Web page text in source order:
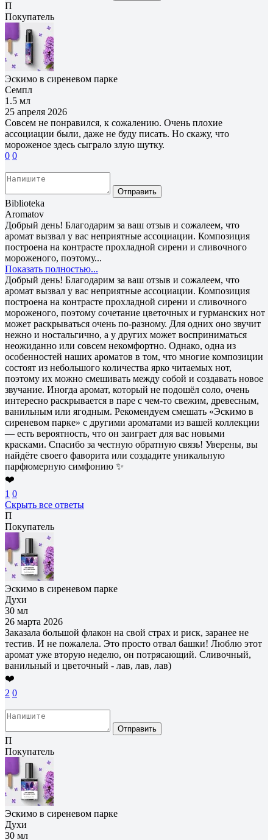
П
Покупатель
Эскимо в сиреневом парке
Семпл
1.5 мл
25 апреля 2026
Совсем не понравился, к сожалению. Очень плохие
ассоциации были, даже не буду писать. Но скажу, что
мороженое здесь сыграло злую шутку.
0 0
Отправить
Biblioteka
Aromatov
Добрый день! Благодарим за ваш отзыв и сожалеем, что
аромат вызвал у вас неприятные ассоциации. Композиция
построена на контрасте прохладной сирени и сливочного
мороженого, поэтому...
Показать полностью...
Добрый день! Благодарим за ваш отзыв и сожалеем, что
аромат вызвал у вас неприятные ассоциации. Композиция
построена на контрасте прохладной сирени и сливочного
мороженого, поэтому сочетание цветочных и гурманских нот
может раскрываться очень по-разному. Для одних оно звучит
нежно и ностальгично, а у других может восприниматься
неожиданно или совсем некомфортно. Однако, одна из
особенностей наших ароматов в том, что многие композиции
состоят из небольшого количества ярко читаемых нот,
поэтому их можно смешивать между собой и создавать новое
звучание. Иногда аромат, который не подошёл соло, очень
интересно раскрывается в паре с чем-то свежим, древесным,
ванильным или ягодным. Рекомендуем смешать «Эскимо в
сиреневом парке» с другими ароматами из вашей коллекции
— есть вероятность, что он заиграет для вас новыми
красками. Спасибо за честную обратную связь! Уверены, вы
найдёте своего фаворита или создадите уникальную
парфюмерную симфонию ✨
❤️
1 0
Скрыть все ответы
П
Покупатель
Эскимо в сиреневом парке
Духи
30 мл
26 марта 2026
Заказала большой флакон на свой страх и риск, заранее не
тестив. И не пожалела. Это просто отвал башки! Люблю этот
аромат уже вторую неделю, он потрясающий. Сливочный,
ванильный и цветочный - лав, лав, лав)
❤️
2 0
Отправить
П
Покупатель
Эскимо в сиреневом парке
Духи
30 мл